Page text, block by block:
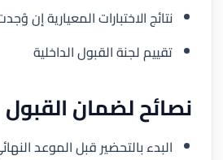
نتائج الاختبارات المعيارية إن
تقييم لجنة القبول الداخلية
نصائح لضمان القبول
البدء بالتحضير قبل الموعد